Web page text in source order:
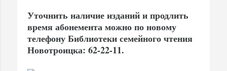
Уточнить наличие изданий и продлить
время абонемента можно по новому
телефону Библиотеки семейного чтения
Новотроицка: 62-22-11.